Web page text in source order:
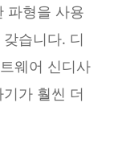
파형을 사용
습니다. 디
웨어 신디사
가 훨씬 더